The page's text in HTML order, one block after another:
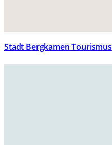
Stadt Bergkamen Tourismus